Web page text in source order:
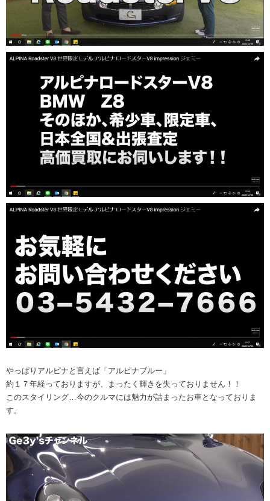
やっぱりアルピナと言えば「アルピナブルー」
約１７年経っておりますが、まったく輝きを失っておりません！！
このスタイリング…今のクルマには魅力が詰まったお車となっておりま
す。